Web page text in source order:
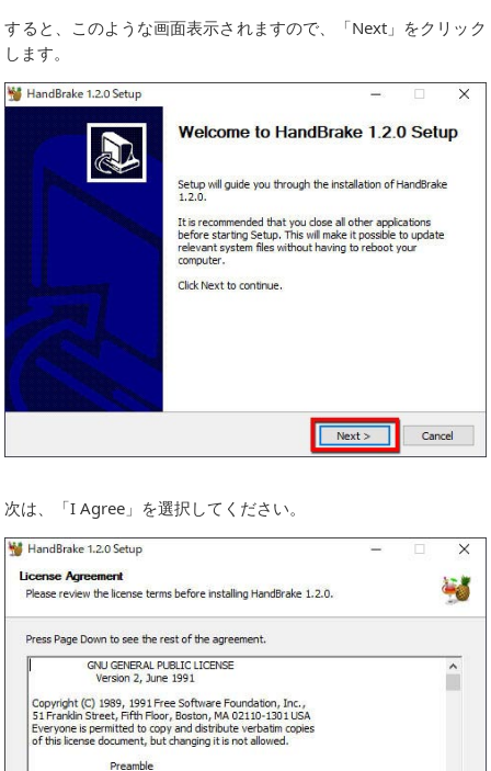
すると、このような画面表示されますので、「Next」をクリック
します。
次は、「I Agree」を選択してください。